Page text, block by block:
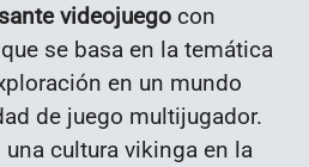
videojuego con
se basa en la temática
en un mundo
de juego multijugador.
cultura vikinga en la